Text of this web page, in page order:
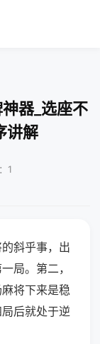
器_选座不
讲解
1
斜乎事，出
局。第二，
将下来是稳
后就处于逆